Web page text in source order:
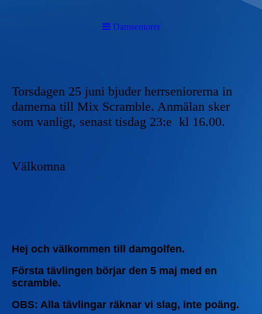
Damseniorer
Torsdagen 25 juni bjuder herrseniorerna in
damerna till Mix Scramble. Anmälan sker
som vanligt, senast tisdag 23:e kl 16.00.
Välkomna
Hej och välkommen till damgolfen.
Första tävlingen börjar den 5 maj med en
scramble.
OBS: Alla tävlingar räknar vi slag, inte poäng.